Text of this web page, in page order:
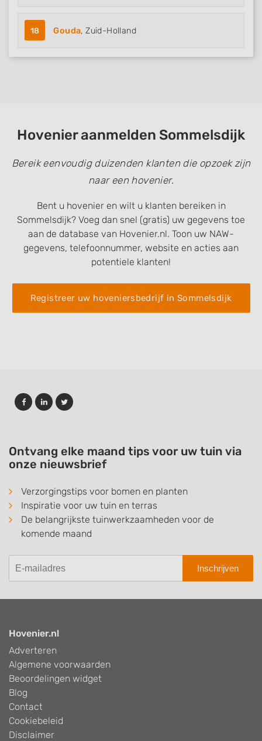
18 Gouda, Zuid-Holland
Hovenier aanmelden Sommelsdijk
Bereik eenvoudig duizenden klanten die opzoek zijn
naar een hovenier.
Bent u hovenier en wilt u klanten bereiken in
Sommelsdijk? Voeg dan snel (gratis) uw gegevens toe
aan de database van Hovenier.nl. Toon uw NAW-
gegevens, telefoonnummer, website en acties aan
potentiele klanten!
Registreer uw hoveniersbedrijf in Sommelsdijk
Ontvang elke maand tips voor uw tuin via
onze nieuwsbrief
Verzorgingstips voor bomen en planten
Inspiratie voor uw tuin en terras
De belangrijkste tuinwerkzaamheden voor de
komende maand
Inschrijven
Hovenier.nl
Adverteren
Algemene voorwaarden
Beoordelingen widget
Blog
Contact
Cookiebeleid
Disclaimer